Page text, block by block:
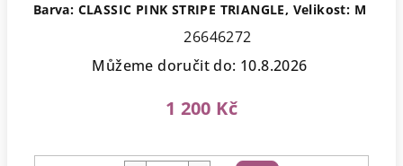
Barva: CLASSIC PINK STRIPE TRIANGLE, Velikost: M
26646272
Můžeme doručit do: 10.8.2026
1 200 Kč